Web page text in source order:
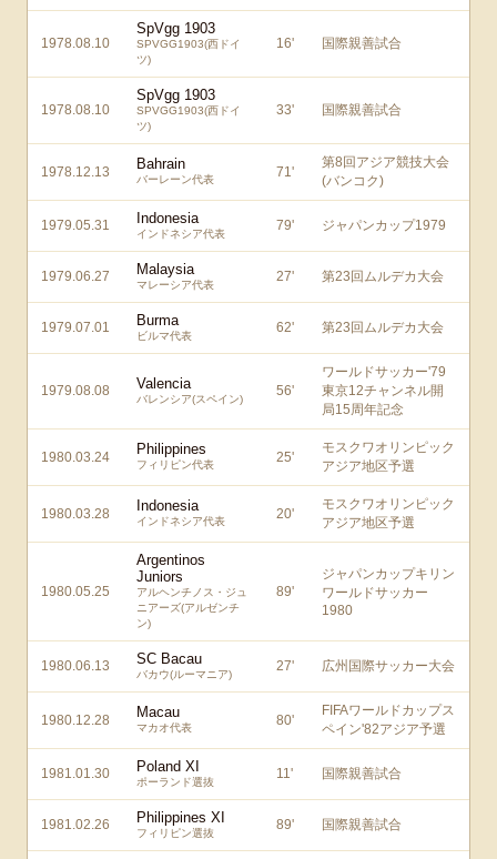
1978.08.10
SpVgg 1903
SPVGG1903(西ドイ
ツ)
16' 国際親善試合
1978.08.10
SpVgg 1903
SPVGG1903(西ドイ
ツ)
33' 国際親善試合
1978.12.13 Bahrain
バーレーン代表 71'
第8回アジア競技大会
(バンコク)
1979.05.31 Indonesia
インドネシア代表
79' ジャパンカップ1979
1979.06.27 Malaysia
マレーシア代表
27' 第23回ムルデカ大会
1979.07.01 Burma
ビルマ代表
62' 第23回ムルデカ大会
1979.08.08 Valencia
バレンシア(スペイン)
56'
ワールドサッカー'79
東京12チャンネル開
局15周年記念
1980.03.24 Philippines
フィリピン代表 25'
モスクワオリンピック
アジア地区予選
1980.03.28 Indonesia
インドネシア代表 20'
モスクワオリンピック
アジア地区予選
1980.05.25
Argentinos
Juniors
アルヘンチノス・ジュ
ニアーズ(アルゼンチ
ン)
89'
ジャパンカップキリン
ワールドサッカー
1980
1980.06.13 SC Bacau
バカウ(ルーマニア)
27' 広州国際サッカー大会
1980.12.28 Macau
マカオ代表 80'
FIFAワールドカップス
ペイン'82アジア予選
1981.01.30 Poland XI
ポーランド選抜
11' 国際親善試合
1981.02.26 Philippines XI
フィリピン選抜
89' 国際親善試合